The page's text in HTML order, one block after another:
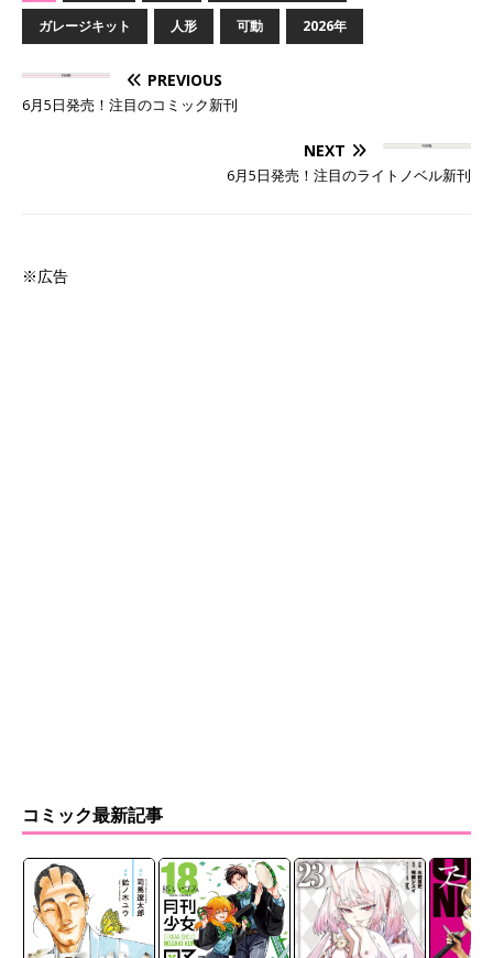
ガレージキット 人形 可動 2026年
PREVIOUS
6月5日発売！注目のコミック新刊
NEXT
6月5日発売！注目のライトノベル新刊
※広告
コミック最新記事